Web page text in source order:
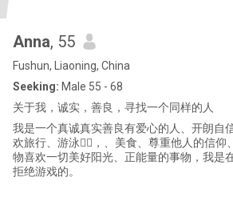
Anna, 55
Fushun, Liaoning, China
Seeking: Male 55 - 68
关于我，诚实，善良，寻找一个同样的人
我是一个真诚真实善良有爱心的人、开朗自
欢旅行、游泳🏊‍♀️，、美食、尊重他人的信仰
物喜欢一切美好阳光、正能量的事物，我是
拒绝游戏的。